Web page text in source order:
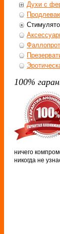
Духи с
100%
ничего
никогда не